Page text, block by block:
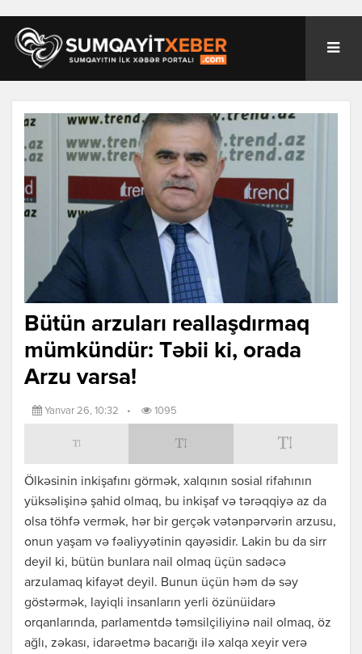
Bütün arzuları reallaşdırmaq
mümkündür: Təbii ki, orada
Arzu varsa!
Yanvar 26, 10:32 • 1095
Ölkəsinin inkişafını görmək, xalqının sosial rifahının
yüksəlişinə şahid olmaq, bu inkişaf və tərəqqiyə az da
olsa töhfə vermək, hər bir gerçək vətənpərvərin arzusu,
onun yaşam və fəaliyyətinin qayəsidir. Lakin bu da sirr
deyil ki, bütün bunlara nail olmaq üçün sadəcə
arzulamaq kifayət deyil. Bunun üçün həm də səy
göstərmək, layiqli insanların yerli özünüidarə
orqanlarında, parlamentdə təmsilçiliyinə nail olmaq, öz
ağlı, zəkası, idarəetmə bacarığı ilə xalqa xeyir verə